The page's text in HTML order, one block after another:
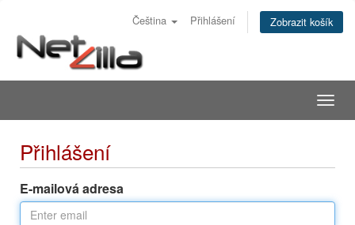
Čeština Přihlášení Zobrazit košík
Přihlášení
E-mailová adresa